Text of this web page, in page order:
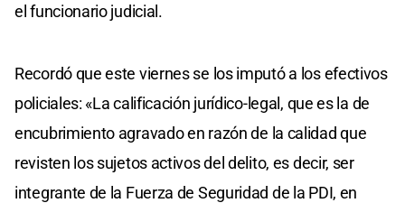
el funcionario judicial.
Recordó que este viernes se los imputó a los efectivos
policiales: «La calificación jurídico-legal, que es la de
encubrimiento agravado en razón de la calidad que
revisten los sujetos activos del delito, es decir, ser
integrante de la Fuerza de Seguridad de la PDI, en